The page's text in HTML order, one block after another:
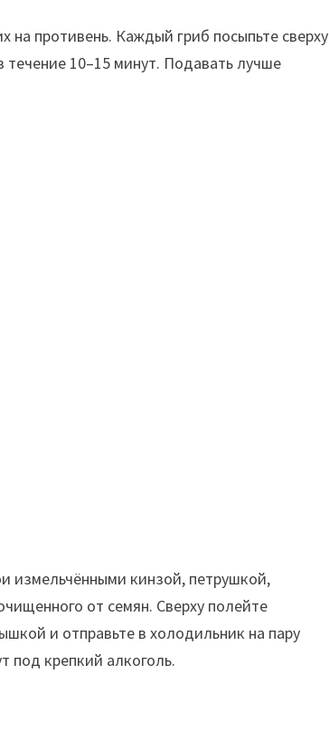
противень. Каждый гриб посыпьте сверху
течение 10–15 минут. Подавать лучше
измельчёнными кинзой, петрушкой,
от семян. Сверху полейте
и отправьте в холодильник на пару
под крепкий алкоголь.